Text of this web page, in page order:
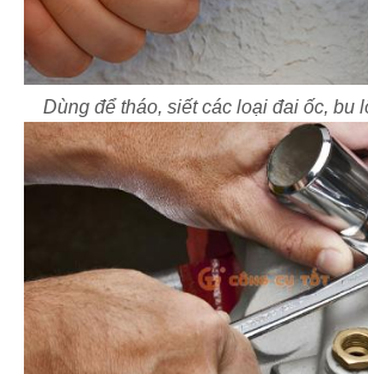
Dùng để tháo, siết các loại đai ốc, bu